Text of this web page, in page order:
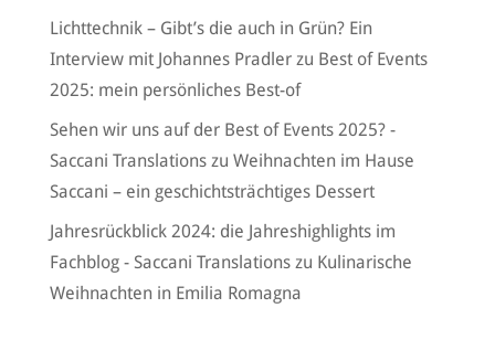
Lichttechnik – Gibt’s die auch in Grün? Ein
Interview mit Johannes Pradlerzu Best of Events
2025: mein persönliches Best-of
Sehen wir uns auf der Best of Events 2025? -
Saccani Translationszu Weihnachten im Hause
Saccani – ein geschichtsträchtiges Dessert
Jahresrückblick 2024: die Jahreshighlights im
Fachblog - Saccani Translationszu Kulinarische
Weihnachten in Emilia Romagna